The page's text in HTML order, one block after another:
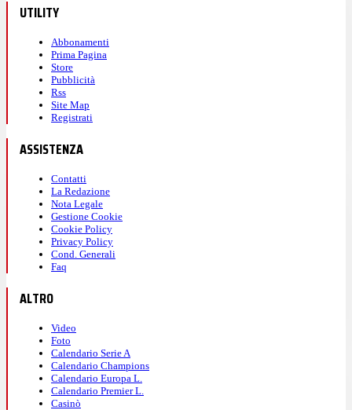
UTILITY
Abbonamenti
Prima Pagina
Store
Pubblicità
Rss
Site Map
Registrati
ASSISTENZA
Contatti
La Redazione
Nota Legale
Gestione Cookie
Cookie Policy
Privacy Policy
Cond. Generali
Faq
ALTRO
Video
Foto
Calendario Serie A
Calendario Champions
Calendario Europa L.
Calendario Premier L.
Casinò